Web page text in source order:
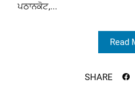
ਪਠਾਨਕੋਟ,...
Read
SHARE